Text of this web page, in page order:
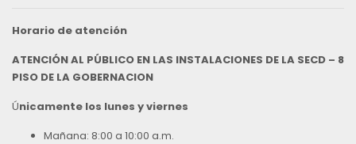
Horario de atención
ATENCIÓN AL PÚBLICO EN LAS INSTALACIONES DE LA SECD – 8
PISO DE LA GOBERNACION
Únicamente los lunes y viernes
Mañana: 8:00 a 10:00 a.m.